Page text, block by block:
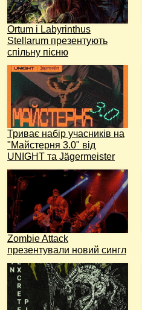
Ortum і Labyrinthus
Stellarum презентують
спільну пісню
Триває набір учасників на
"Майстерня 3.0" від
UNIGHT та Jägermeister
Zombie Attack
презентували новий сингл